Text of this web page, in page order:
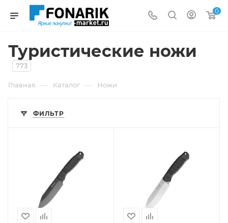
0
Туристические ножи
773
Главная — Каталог — Ножи
ФИЛЬТР